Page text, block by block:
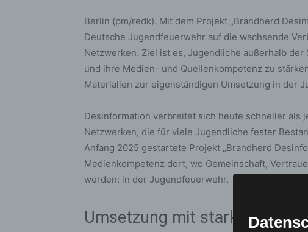
Berlin (pm/redk). Mit dem Projekt „Brandherd
Deutsche Jugendfeuerwehr auf die wachsende
Netzwerken. Ziel ist es, Jugendliche außerhalb
und ihre Medien- und Quellenkompetenz zu
Materialien zur eigenständigen Umsetzung in der
Desinformation verbreitet sich heute schneller als
Netzwerken, die für viele Jugendliche fester
Anfang 2025 gestartete Projekt „Brandherd
Medienkompetenz dort, wo Gemeinschaft,
werden: in der Jugendfeuerwehr.
Umsetzung mit starken